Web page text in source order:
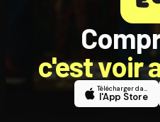
c'est voir
Télécharger dans
l'App Store